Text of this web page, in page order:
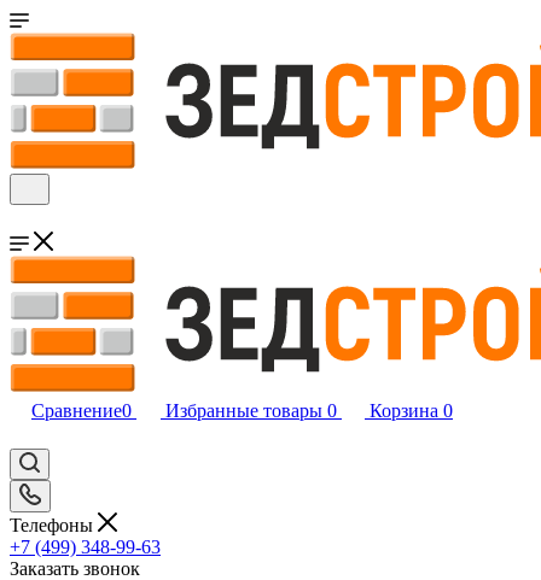
Сравнение0 Избранные товары 0 Корзина 0
Телефоны
+7 (499) 348-99-63
Заказать звонок